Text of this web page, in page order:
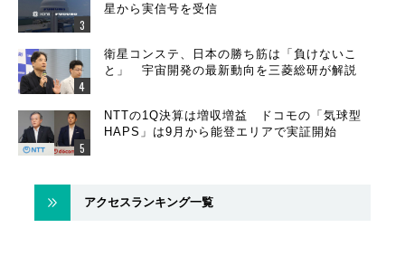
星から実信号を受信
衛星コンステ、日本の勝ち筋は「負けないこ
と」 宇宙開発の最新動向を三菱総研が解説
NTTの1Q決算は増収増益 ドコモの「気球型
HAPS」は9月から能登エリアで実証開始
アクセスランキング一覧